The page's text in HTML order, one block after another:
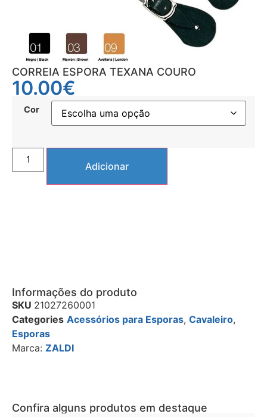
CORREIA ESPORA TEXANA COURO
10.00€
Cor
Adicionar
Informações do produto
SKU 21027260001
Categories Acessórios para Esporas, Cavaleiro,
Esporas
Marca: ZALDI
Confira alguns produtos em destaque